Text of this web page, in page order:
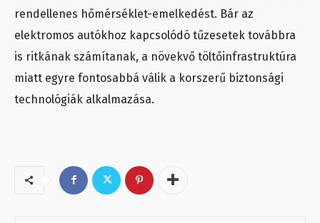
rendellenes hőmérséklet-emelkedést. Bár az
elektromos autókhoz kapcsolódó tűzesetek továbbra
is ritkának számítanak, a növekvő töltőinfrastruktúra
miatt egyre fontosabbá válik a korszerű biztonsági
technológiák alkalmazása.